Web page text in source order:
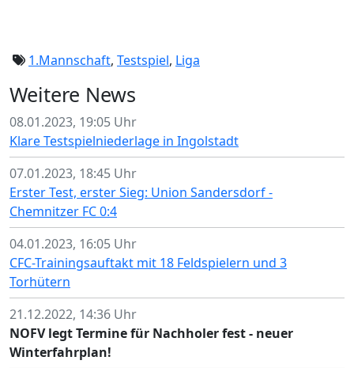
1.Mannschaft, Testspiel, Liga
Weitere News
08.01.2023, 19:05 Uhr
Klare Testspielniederlage in Ingolstadt
07.01.2023, 18:45 Uhr
Erster Test, erster Sieg: Union Sandersdorf -
Chemnitzer FC 0:4
04.01.2023, 16:05 Uhr
CFC-Trainingsauftakt mit 18 Feldspielern und 3
Torhütern
21.12.2022, 14:36 Uhr
NOFV legt Termine für Nachholer fest - neuer
Winterfahrplan!